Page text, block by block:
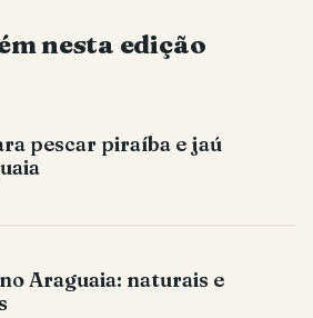
nesta edição
pescar piraíba e jaú
Araguaia: naturais e